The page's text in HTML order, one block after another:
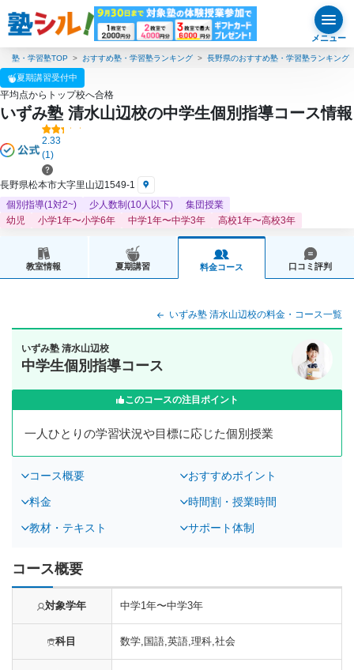
メニュー
塾・学習塾TOP おすすめ塾・学習塾ランキング 長野県のおすすめ塾・学習塾ランキング
夏期講習受付中
平均点からトップ校へ合格
いずみ塾 清水山辺校の中学生個別指導コース情報
2.33
(1)
長野県松本市大字里山辺1549-1
個別指導(1対2~)
少人数制(10人以下)
集団授業
幼児
小学1年〜小学6年 中学1年〜中学3年 高校1年〜高校3年
教室情報 夏期講習 料金コース 口コミ評判
いずみ塾 清水山辺校の料金・コース一覧
いずみ塾 清水山辺校
中学生個別指導コース
このコースの注目ポイント
一人ひとりの学習状況や目標に応じた個別授業
コース概要 おすすめポイント
料金 時間割・授業時間
教材・テキスト サポート体制
コース概要
対象学年 中学1年〜中学3年
科目 数学,国語,英語,理科,社会